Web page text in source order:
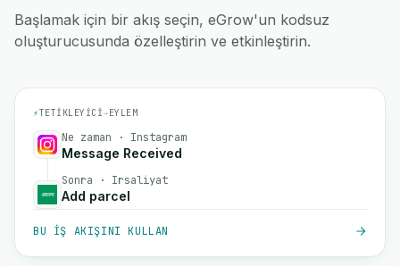
Başlamak için bir akış seçin, eGrow'un kodsuz
oluşturucusunda özelleştirin ve etkinleştirin.
⚡TETIKLEYICI→EYLEM
Ne zaman · Instagram
Message Received
Sonra · Irsaliyat
Add parcel
BU IŞ AKIŞINI KULLAN